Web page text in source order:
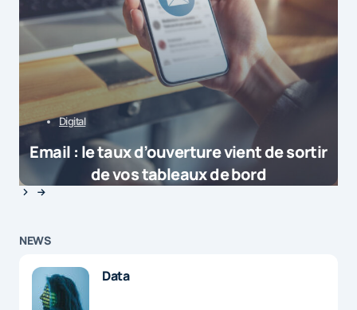
Digital
Email : le taux d’ouverture vient de sortir
de vos tableaux de bord
NEWS
Data